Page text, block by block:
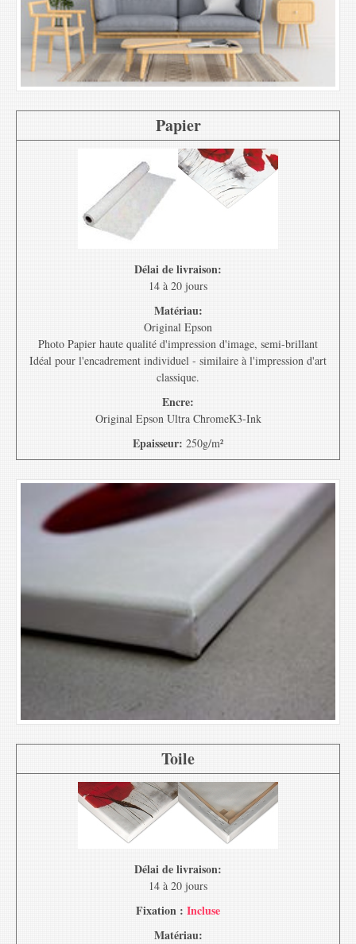
Papier
Délai de livraison:
14 à 20 jours
Matériau:
Original Epson
Photo Papier haute qualité d'impression d'image, semi-brillant
Idéal pour l'encadrement individuel - similaire à l'impression d'art
classique.
Encre:
Original Epson Ultra ChromeK3-Ink
Epaisseur: 250g/m²
Toile
Délai de livraison:
14 à 20 jours
Fixation : Incluse
Matériau: